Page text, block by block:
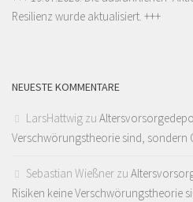
Resilienz wurde aktualisiert. +++
NEUESTE KOMMENTARE
LarsHattwig zu
Verschwörungstheorie sind, sondern
Sebastian Wießner zu
Risiken keine Verschwörungstheorie